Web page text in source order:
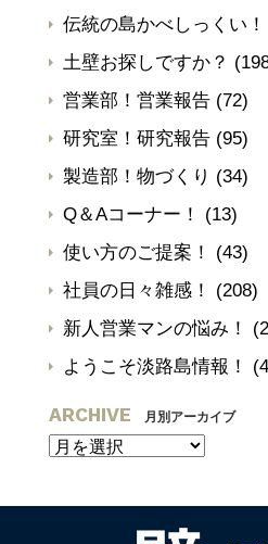
伝統の島かべしっくい！
土壁お探しですか？
営業部！営業報告 (72)
研究室！研究報告 (95)
製造部！物づくり (34)
Q＆Aコーナー！
(13)
使い方のご提案！
(43)
社員の日々雑感！
(208)
新人営業マンの悩み！
ようこそ淡路島情報！
ARCHIVE 月別アーカイブ